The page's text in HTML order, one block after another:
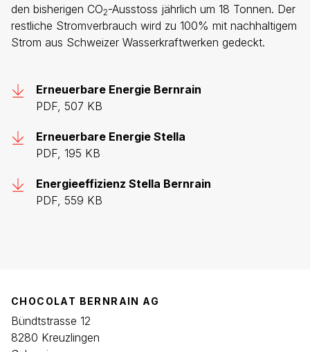
den bisherigen CO2-Ausstoss jährlich um 18 Tonnen. Der
restliche Stromverbrauch wird zu 100% mit nachhaltigem
Strom aus Schweizer Wasserkraftwerken gedeckt.
Erneuerbare Energie Bernrain
PDF, 507 KB
Erneuerbare Energie Stella
PDF, 195 KB
Energieeffizienz Stella Bernrain
PDF, 559 KB
CHOCOLAT BERNRAIN AG
Bündtstrasse 12
8280 Kreuzlingen